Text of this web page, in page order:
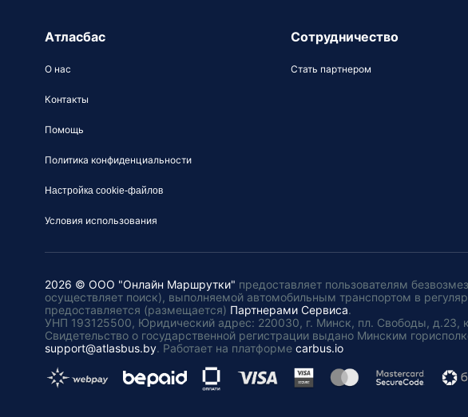
Атласбас
О нас
Контакты
Помощь
Политика конфиденциальности
Настройка cookie-файлов
Условия использования
Сотрудничество
Стать партнером
2026 © ООО "Онлайн Маршрутки" предоставляет пользователям
осуществляет поиск), выполняемой автомобильным транспортом в
предоставляется (размещается) Партнерами Сервиса.
УНП 193125500, Юридический адрес: 220030, г. Минск, пл. Свободы, д.23,
Свидетельство о государственной регистрации выдано Минским
support@atlasbus.by. Работает на платформе carbus.io